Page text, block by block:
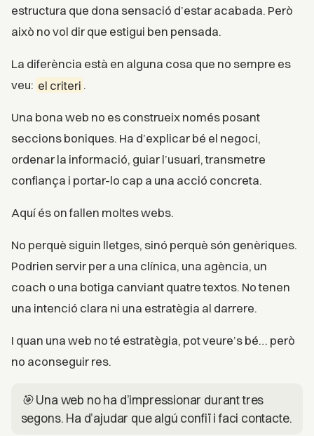
estructura que dona sensació d’estar acabada. Però
això no vol dir que estigui ben pensada.
La diferència està en alguna cosa que no sempre es
veu: el criteri .
Una bona web no es construeix només posant
seccions boniques. Ha d’explicar bé el negoci,
ordenar la informació, guiar l’usuari, transmetre
confiança i portar-lo cap a una acció concreta.
Aquí és on fallen moltes webs.
No perquè siguin lletges, sinó perquè són genèriques.
Podrien servir per a una clínica, una agència, un
coach o una botiga canviant quatre textos. No tenen
una intenció clara ni una estratègia al darrere.
I quan una web no té estratègia, pot veure’s bé… però
no aconseguir res.
🎯 Una web no ha d’impressionar durant tres
segons. Ha d’ajudar que algú confiï i faci contacte.